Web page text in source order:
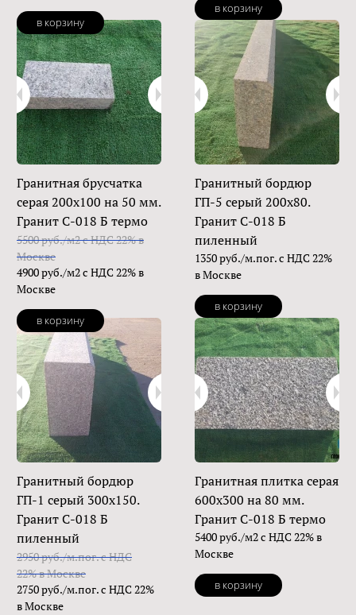
в корзину
в корзину
Гранитная брусчатка
серая 200х100 на 50 мм.
Гранит С-018 Б термо
5500 руб./м2 с НДС 22% в
Москве
4900 руб./м2 с НДС 22% в
Москве
в корзину
Гранитный бордюр
ГП-5 серый 200х80.
Гранит С-018 Б
пиленный
1350 руб./м.пог. с НДС 22%
в Москве
в корзину
Гранитный бордюр
ГП-1 серый 300х150.
Гранит С-018 Б
пиленный
2950 руб./м.пог. с НДС
22% в Москве
2750 руб./м.пог. с НДС 22%
в Москве
Гранитная плитка серая
600х300 на 80 мм.
Гранит С-018 Б термо
5400 руб./м2 с НДС 22% в
Москве
в корзину